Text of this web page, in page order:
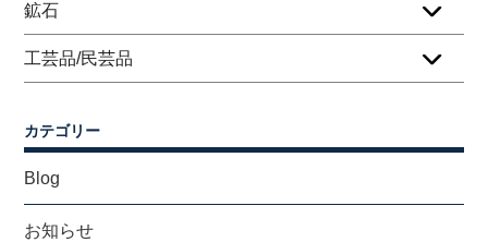
鉱石
工芸品/民芸品
カテゴリー
Blog
お知らせ